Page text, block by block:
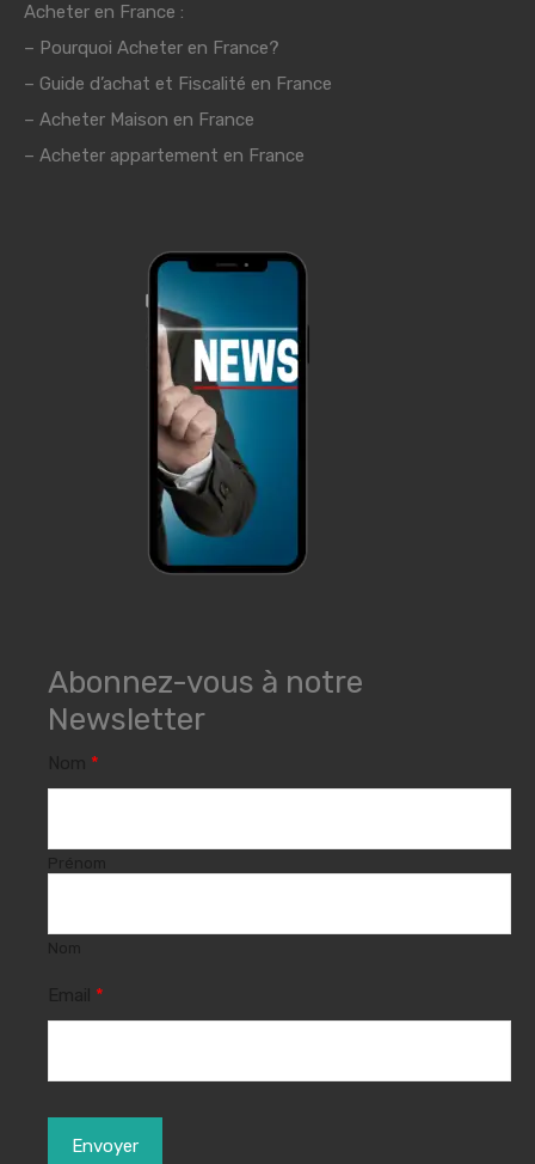
Acheter en France :
– Pourquoi Acheter en France?
– Guide d’achat et Fiscalité en France
– Acheter Maison en France
– Acheter appartement en France
Abonnez-vous à notre
Newsletter
*
*
Envoyer